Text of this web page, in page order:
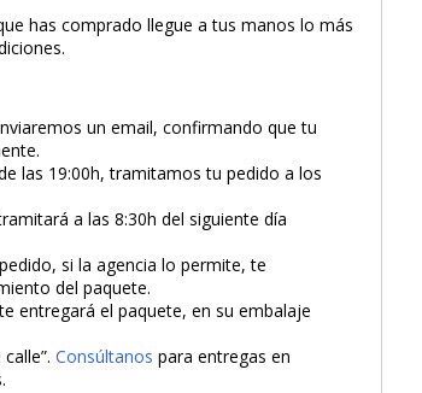
has comprado llegue a tus manos lo más
un email, confirmando que tu
las 19:00h, tramitamos tu pedido a los
a las 8:30h del siguiente día
si la agencia lo permite, te
del paquete.
entregará el paquete, en su embalaje
calle”.Consúltanos para entregas en